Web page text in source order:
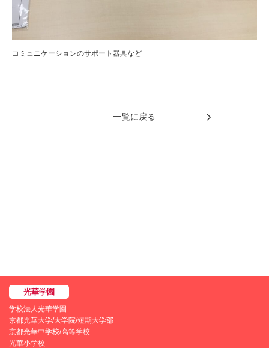
コミュニケーションのサポート器具など
一覧に戻る
学校法人光華学園
京都光華大学/大学院/短期大学部
京都光華中学校/高等学校
光華小学校